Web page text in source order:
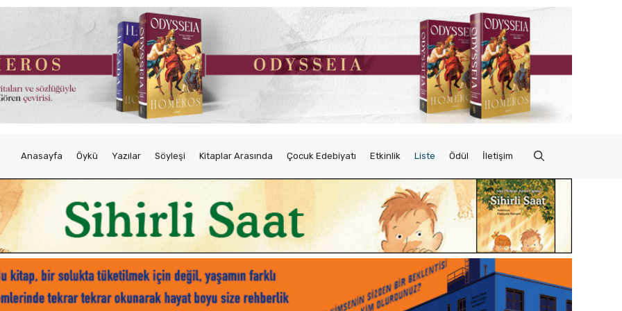
Anasayfa Öykü Yazılar Söyleşi Kitaplar Arasında Çocuk Edebiyatı Etkinlik Liste Ödül İletişim